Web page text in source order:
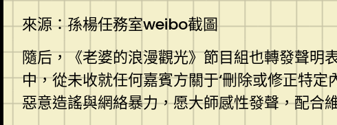
來源：孫楊任務室weibo截圖
隨后，《老婆的浪漫觀光》節目組也轉發聲明
中，從未收就任何嘉賓方關于‘刪除或修正特定
惡意造謠與網絡暴力，愿大師感性發聲，配合